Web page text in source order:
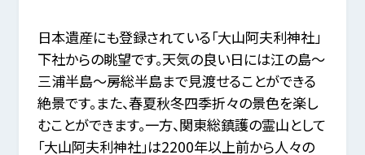
日本遺産にも登録されている「大山阿夫利神社」
下社からの眺望です。天気の良い日には江の島～
三浦半島～房総半島まで見渡せることができる
絶景です。また、春夏秋冬四季折々の景色を楽し
むことができます。一方、関東総鎮護の霊山として
「大山阿夫利神社」は2200年以上前から人々の